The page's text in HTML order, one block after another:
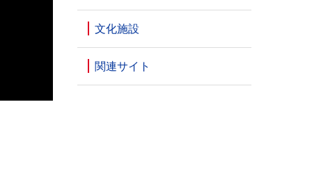
文化施設
関連サイト